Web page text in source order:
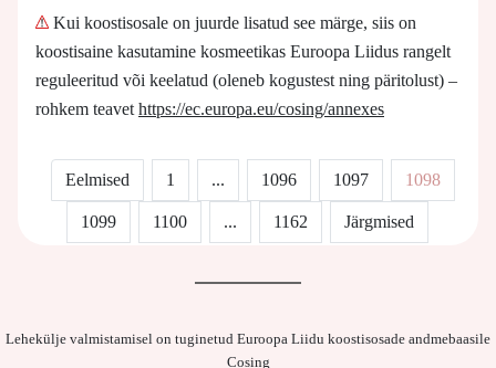
Kui koostisosale on juurde lisatud see märge, siis on
koostisaine kasutamine kosmeetikas Euroopa Liidus rangelt
reguleeritud või keelatud (oleneb kogustest ning päritolust) –
rohkem teavet https://ec.europa.eu/cosing/annexes
Eelmised 1 ... 1096 1097 1098
1099 1100 ... 1162 Järgmised
Lehekülje valmistamisel on tuginetud Euroopa Liidu koostisosade andmebaasile
Cosing